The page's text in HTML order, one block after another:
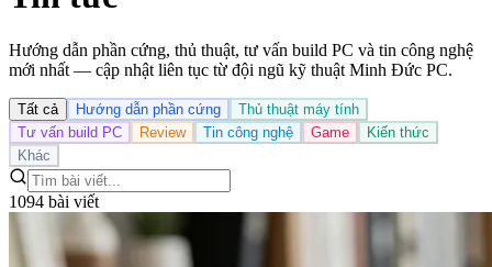
Hướng dẫn phần cứng, thủ thuật, tư vấn build PC và tin công nghệ
mới nhất — cập nhật liên tục từ đội ngũ kỹ thuật Minh Đức PC.
Tất cả Hướng dẫn phần cứng
Thủ thuật máy tính
Tư vấn build PC
Review Tin công nghệ Game
Kiến thức
Khác
1094 bài viết